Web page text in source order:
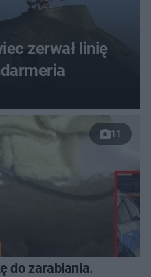
zerwał linię
11
do zarabiania.